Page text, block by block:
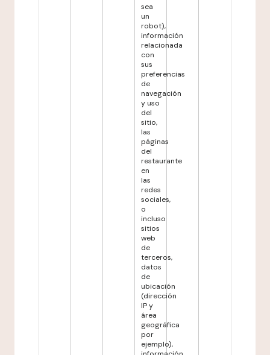
sea
un
robot),
información
relacionada
con
sus
preferencias
de
navegación
y uso
del
sitio,
las
páginas
del
restaurante
en
las
redes
sociales,
o
incluso
sitios
web
de
terceros,
datos
de
ubicación
(dirección
IP y
área
geográfica
por
ejemplo),